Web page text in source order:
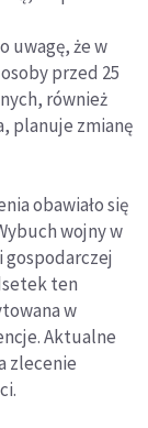
uwagę, że w
przed 25
również
planuje zmianę
obawiało się
wojny w
ten
w
Aktualne
zlecenie